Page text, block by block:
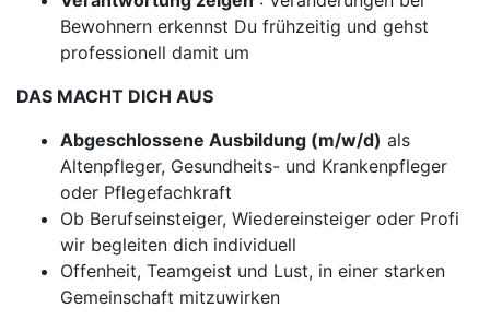
Bewohnern erkennst Du frühzeitig und gehst
professionell damit um
DAS MACHT DICH AUS
Abgeschlossene Ausbildung (m/w/d) als
Altenpfleger, Gesundheits- und Krankenpfleger
oder Pflegefachkraft
Ob Berufseinsteiger, Wiedereinsteiger oder Profi
wir begleiten dich individuell
Offenheit, Teamgeist und Lust, in einer starken
Gemeinschaft mitzuwirken